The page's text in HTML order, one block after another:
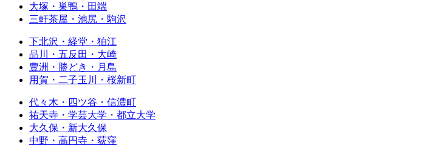
大塚・巣鴨・田端
三軒茶屋・池尻・駒沢
下北沢・経堂・狛江
品川・五反田・大崎
豊洲・勝どき・月島
用賀・二子玉川・桜新町
代々木・四ツ谷・信濃町
祐天寺・学芸大学・都立大学
大久保・新大久保
中野・高円寺・荻窪